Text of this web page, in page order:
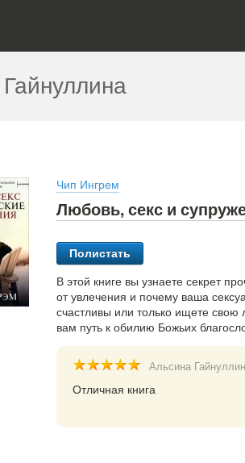
Чип Ингрем
Любовь, секс и
Полистать
В этой книге вы узнаете секрет
от увлечения и почему ваша
счастливы или только ищете
вам путь к обилию Божьих
Альсина
Отличная книга